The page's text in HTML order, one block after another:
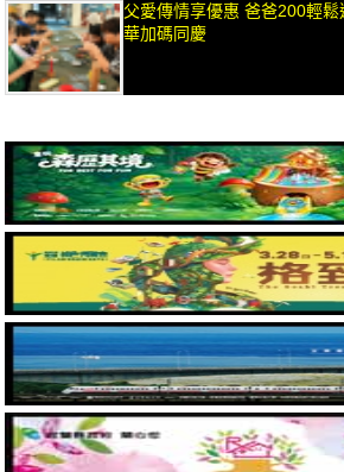
父愛傳情享優惠 爸爸200輕
華加碼同慶